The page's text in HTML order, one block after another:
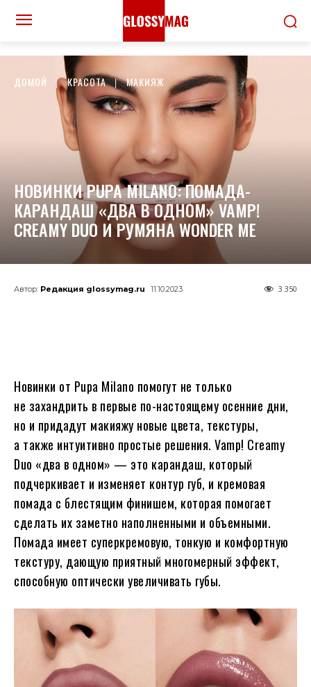
ДОМОЙ КРАСОТА МАКИЯЖ
НОВИНКИ PUPA MILANO: ПОМАДА-
КАРАНДАШ «ДВА В ОДНОМ» VAMP!
CREAMY DUO И РУМЯНА WONDER ME
Автор: Редакция glossymag.ru 11.10.2023 3 350
Новинки от Pupa Milano помогут не только
не захандрить в первые по-настоящему осенние дни,
но и придадут макияжу новые цвета, текстуры,
а также интуитивно простые решения. Vamp! Creamy
Duo «два в одном» — это карандаш, который
подчеркивает и изменяет контур губ, и кремовая
помада с блестящим финишем, которая помогает
сделать их заметно наполненными и объемными.
Помада имеет суперкремовую, тонкую и комфортную
текстуру, дающую приятный многомерный эффект,
способную оптически увеличивать губы.